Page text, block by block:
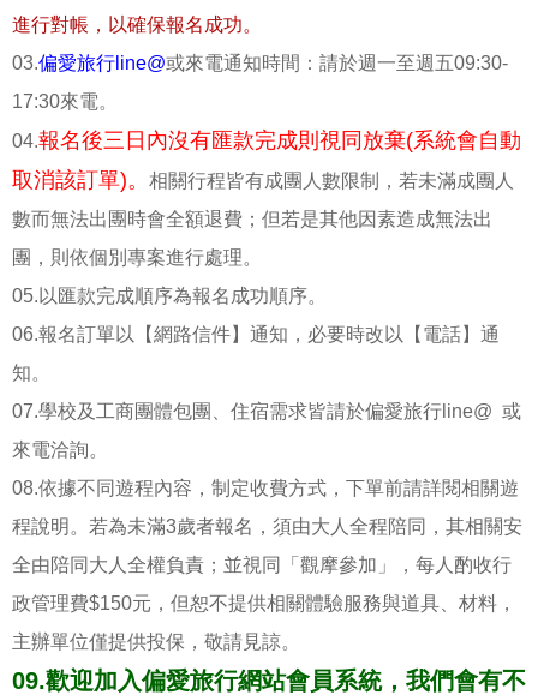
進行對帳，以確保報名成功。
03.偏愛旅行line@或來電通知時間：請於週一至週五09:30-
17:30來電。
04.報名後三日內沒有匯款完成則視同放棄(系統會自動
取消該訂單)。 相關行程皆有成團人數限制，若未滿成團人
數而無法出團時會全額退費；但若是其他因素造成無法出
團，則依個別專案進行處理。
05.以匯款完成順序為報名成功順序。
06.報名訂單以【網路信件】通知，必要時改以【電話】通
知。
07.學校及工商團體包團、住宿需求皆請於偏愛旅行line@ 或
來電洽詢。
08.依據不同遊程內容，制定收費方式，下單前請詳閱相關遊
程說明。若為未滿3歲者報名，須由大人全程陪同，其相關安
全由陪同大人全權負責；並視同「觀摩參加」，每人酌收行
政管理費$150元，但恕不提供相關體驗服務與道具、材料，
主辦單位僅提供投保，敬請見諒。
09.歡迎加入偏愛旅行網站會員系統，我們會有不